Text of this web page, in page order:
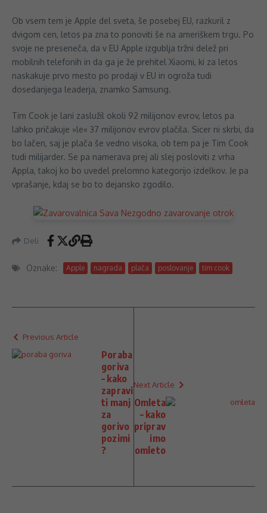
Ob vsem tem je Apple del sveta, še posebej EU, razkuril z
dvigom cen, letos pa zna to ponoviti še na ameriškem trgu. Po
svoje ne preseneča, da v EU Apple izgublja tržni delež pri
mobilnih telefonih in da ga je že prehitel Xiaomi, ki za letos
naskakuje prvo mesto po prodaji v EU in ogroža tudi
dosedanjega leaderja, znamko Samsung.
Tim Cook je lani zaslužil okoli 92 milijonov evrov, letos pa
lahko pričakuje »le« 37 milijonov evrov plačila. Sicer ni skrbi, da
bo lačen, saj je plača še vedno visoka, ob tem pa je Tim Cook
tudi milijarder. Se pa namerava prej ali slej posloviti z vrha
Appla, takoj ko bo uvedel prelomno kategorijo izdelkov. Je pa
vprašanje, kdaj se bo to dejansko zgodilo.
Deli
Oznake: Apple nagrada plača poslovanje tim cook
Previous Article
Poraba
goriva
– kako
zapravi
ti manj
za
gorivo
pozimi
?
Next Article
Omleta
– kako
priprav
imo
omleto